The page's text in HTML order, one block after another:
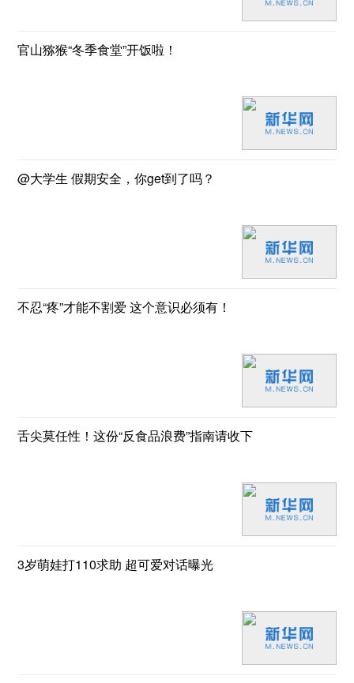
官山猕猴“冬季食堂”开饭啦！
@大学生 假期安全，你get到了吗？
不忍“疼”才能不割爱 这个意识必须有！
舌尖莫任性！这份“反食品浪费”指南请收下
3岁萌娃打110求助 超可爱对话曝光